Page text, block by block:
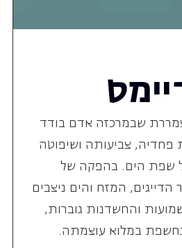
שבמרכזה אדם בודד
פחדיה, צביעותה ושיפוטה
שפת הים. בהפקה של
הדייגים, המזח והים ניצבים
והחשדנות גוברות,
נחשפת במלוא עוצמתה.